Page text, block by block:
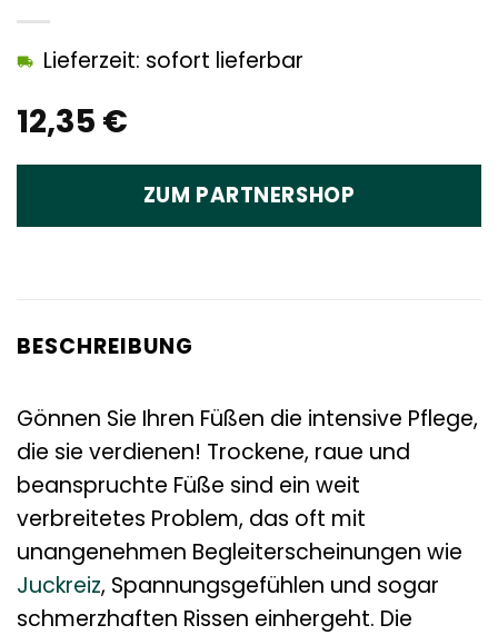
12,35 €
Lieferzeit: sofort lieferbar
ZUM PARTNERSHOP
BESCHREIBUNG
Gönnen Sie Ihren Füßen die intensive Pflege,
die sie verdienen! Trockene, raue und
beanspruchte Füße sind ein weit
verbreitetes Problem, das oft mit
unangenehmen Begleiterscheinungen wie
Juckreiz, Spannungsgefühlen und sogar
schmerzhaften Rissen einhergeht. Die